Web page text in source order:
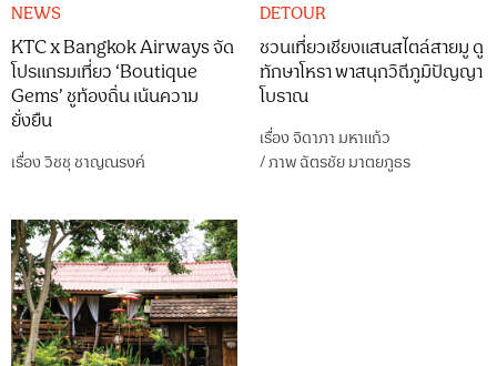
NEWS
KTC x Bangkok Airways จัด
โปรแกรมเที่ยว ‘Boutique
Gems’ ชูท้องถิ่น เน้นความ
ยั่งยืน
เรื่องวิชชุ ชาญณรงค์
DETOUR
ชวนเที่ยวเชียงแสนสไตล์สายมู ดู
ทักษาโหรา พาสนุกวิถีภูมิปัญญา
โบราณ
เรื่องจิดาภา มหาแก้ว
/ภาพฉัตรชัย มาตยภูธร